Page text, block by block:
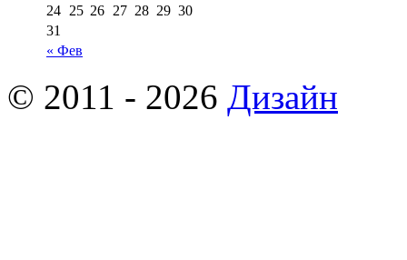
« Фев
24 25 26 27 28 29 30
31
© 2011 - 2026 Дизайн